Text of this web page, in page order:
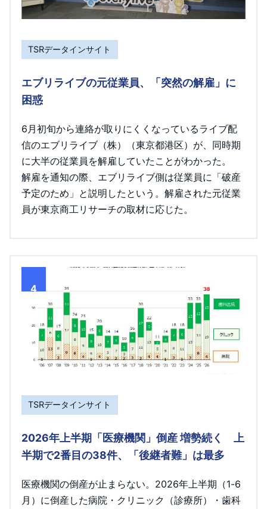
TSRデータインサイト
エブリライブの元従業員、「突然の解雇」に
困惑
6月初旬から連絡が取りにくくなっているライブ配
信のエブリライブ（株）（東京都港区）が、同時期
に大半の従業員を解雇していたことがわかった。
解雇を通知の際、エブリライブ側は従業員に「破産
予定のため」と説明したという。解雇された元従業
員が東京商工リサーチの取材に応じた。
4
TSRデータインサイト
2026年上半期「医療機関」倒産 増勢続く 上
半期で2番目の38件、「後継者難」は最多
医療機関の倒産が止まらない。2026年上半期（1-6
月）に倒産した病院・クリニック（診療所）・歯科